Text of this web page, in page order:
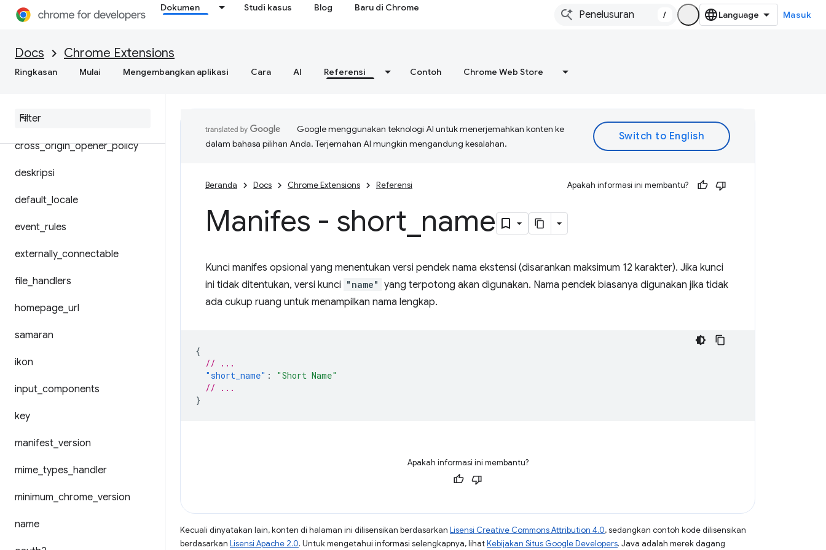
Dokumen Studi kasus Blog Baru di Chrome
/ Masuk
Docs Chrome Extensions
Ringkasan Mulai Mengembangkan aplikasi Cara AI Referensi Contoh Chrome Web Store
content
cross_origin_opener_policy
deskripsi
default locale
event rules
externally_ connectable
file handlers
homepage url
samaran
ikon
input components
key
manifest version
mime types handler
minimum chrome version
name
Google menggunakan teknologi AI untuk menerjemahkan konten ke
dalam bahasa pilihan Anda. Terjemahan AI mungkin mengandung kesalahan.
Beranda Docs Chrome Extensions Referensi Apakah informasi ini membantu?
Manifes - short name
Kunci manifes opsional yang menentukan versi pendek nama ekstensi (disarankan maksimum 12 karakter). Jika kunci
ini tidak ditentukan, versi kunci "name" yang terpotong akan digunakan. Nama pendek biasanya digunakan jika tidak
ada cukup ruang untuk menampilkan nama lengkap.
{
// ...
"short_name" :
"Short Name"
// ...
}
Apakah informasi ini membantu?
Kecuali dinyatakan lain, konten di halaman ini dilisensikan berdasarkan Lisensi Creative Commons Attribution 4.0, sedangkan contoh kode dilisensikan
berdasarkan Lisensi Apache 2.0. Untuk mengetahui informasi selengkapnya, lihatKebijakan Situs Google Developers. Java adalah merek dagang